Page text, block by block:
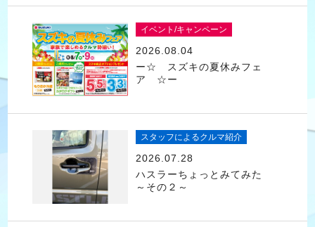
イベント/キャンペーン
2026.08.04
ー☆ スズキの夏休みフェ
ア ☆ー
スタッフによるクルマ紹介
2026.07.28
ハスラーちょっとみてみた
～その２～